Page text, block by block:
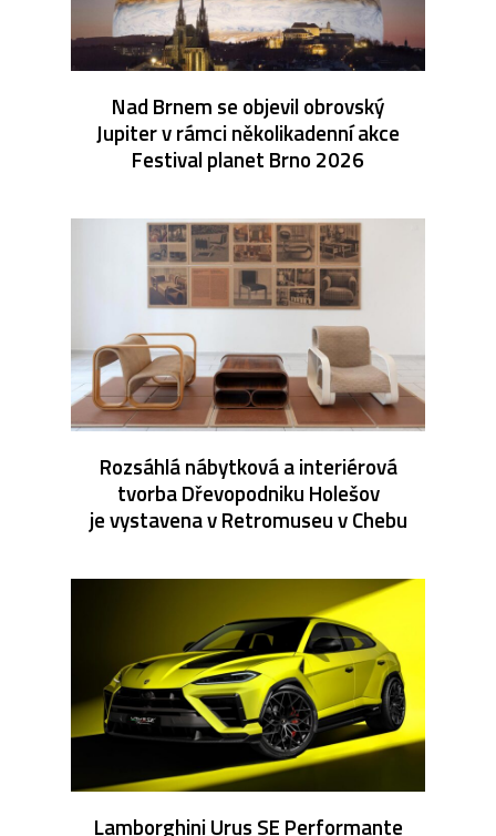
Nad Brnem se objevil obrovský
Jupiter v rámci několikadenní akce
Festival planet Brno 2026
Rozsáhlá nábytková a interiérová
tvorba Dřevopodniku Holešov
je vystavena v Retromuseu v Chebu
Lamborghini Urus SE Performante